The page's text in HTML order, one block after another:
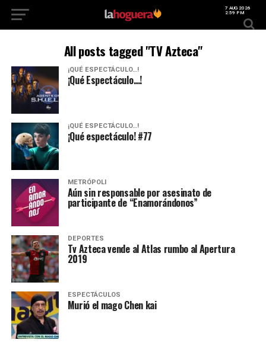
7 AUG 2026
2:59 PM
All posts tagged "TV Azteca"
¡QUÉ ESPECTÁCULO…!
¡Qué Espectáculo…!
¡QUÉ ESPECTÁCULO…!
¡Qué espectáculo! #77
METRÓPOLI
Aún sin responsable por asesinato de
participante de “Enamorándonos”
DEPORTES
Tv Azteca vende al Atlas rumbo al Apertura
2019
ESPECTÁCULOS
Murió el mago Chen kai